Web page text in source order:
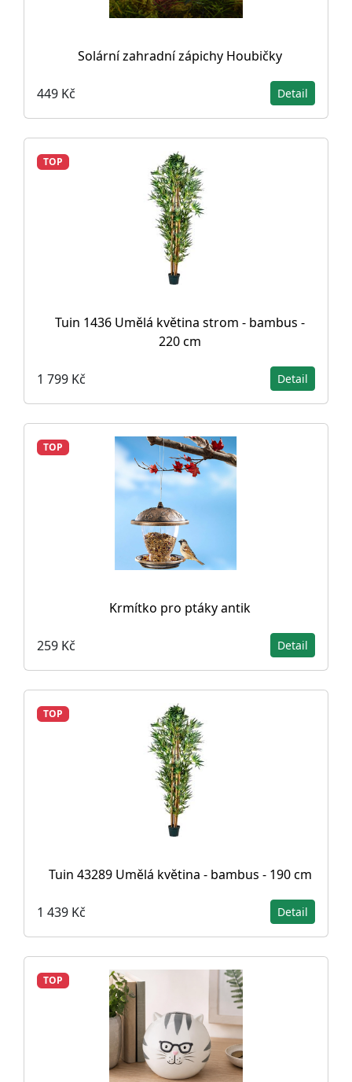
Solární zahradní zápichy Houbičky
449 Kč Detail
TOP
Tuin 1436 Umělá květina strom - bambus -
220 cm
1 799 Kč Detail
TOP
Krmítko pro ptáky antik
259 Kč Detail
TOP
Tuin 43289 Umělá květina - bambus - 190 cm
1 439 Kč Detail
TOP